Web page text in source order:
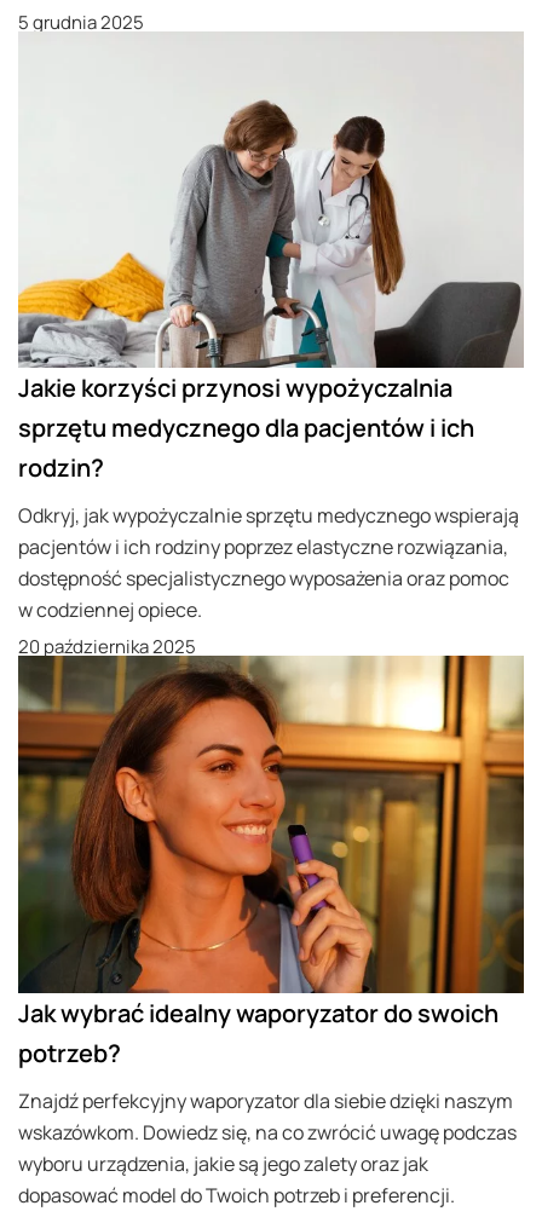
5 grudnia 2025
Jakie korzyści przynosi wypożyczalnia
sprzętu medycznego dla pacjentów i ich
rodzin?
Odkryj, jak wypożyczalnie sprzętu medycznego wspierają
pacjentów i ich rodziny poprzez elastyczne rozwiązania,
dostępność specjalistycznego wyposażenia oraz pomoc
w codziennej opiece.
20 października 2025
Jak wybrać idealny waporyzator do swoich
potrzeb?
Znajdź perfekcyjny waporyzator dla siebie dzięki naszym
wskazówkom. Dowiedz się, na co zwrócić uwagę podczas
wyboru urządzenia, jakie są jego zalety oraz jak
dopasować model do Twoich potrzeb i preferencji.